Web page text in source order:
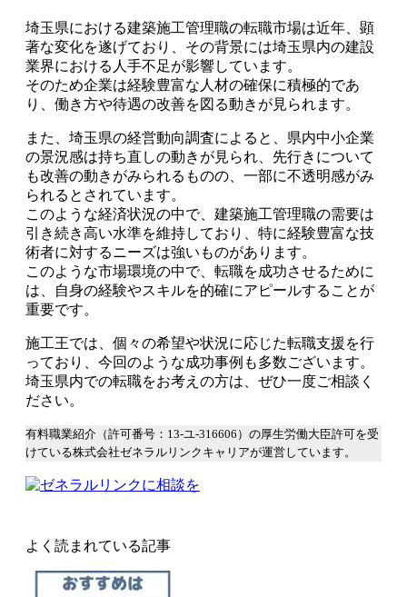
埼玉県における建築施工管理職の転職市場は近年、顕
著な変化を遂げており、その背景には埼玉県内の建設
業界における人手不足が影響しています。
そのため企業は経験豊富な人材の確保に積極的であ
り、働き方や待遇の改善を図る動きが見られます。
また、埼玉県の経営動向調査によると、県内中小企業
の景況感は持ち直しの動きが見られ、先行きについて
も改善の動きがみられるものの、一部に不透明感がみ
られるとされています。
このような経済状況の中で、建築施工管理職の需要は
引き続き高い水準を維持しており、特に経験豊富な技
術者に対するニーズは強いものがあります。
このような市場環境の中で、転職を成功させるために
は、自身の経験やスキルを的確にアピールすることが
重要です。
施工王では、個々の希望や状況に応じた転職支援を行
っており、今回のような成功事例も多数ございます。
埼玉県内での転職をお考えの方は、ぜひ一度ご相談く
ださい。
有料職業紹介（許可番号：13-ユ-316606）の厚生労働大臣許可を受
けている株式会社ゼネラルリンクキャリアが運営しています。
よく読まれている記事